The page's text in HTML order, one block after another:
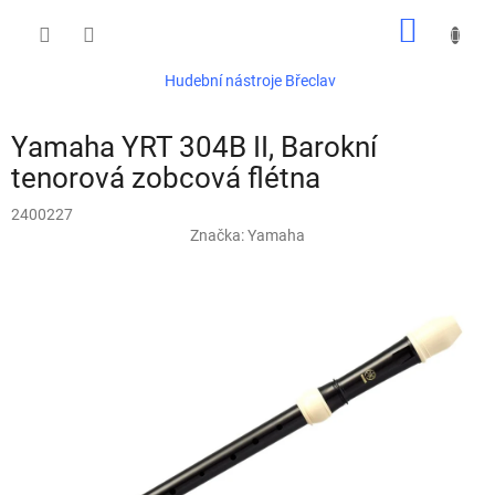
Hudební nástroje Břeclav
Yamaha YRT 304B II, Barokní
tenorová zobcová flétna
2400227
Značka:Yamaha